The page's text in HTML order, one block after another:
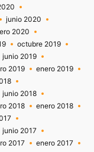
junio 2020
2020
octubre 2019
junio 2019
2019
enero 2019
junio 2018
2018
enero 2018
junio 2017
2017
enero 2017